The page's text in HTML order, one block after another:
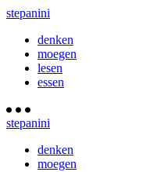
stepanini
denken
moegen
lesen
essen
stepanini
denken
moegen